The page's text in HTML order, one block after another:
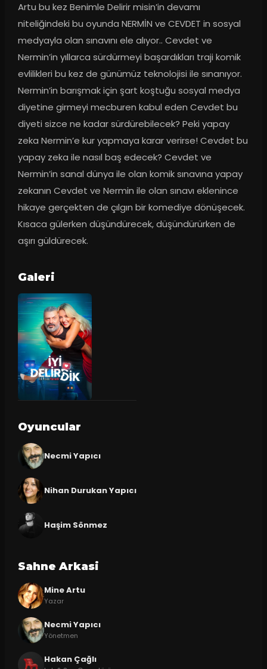
Artu bu kez Benimle Delirir misin’in devamı
niteliğindeki bu oyunda NERMİN ve CEVDET in sosyal
medyayla olan sınavını ele alıyor.. Cevdet ve
Nermin’in yıllarca sürdürmeyi başardıkları traji komik
evlilikleri bu kez de günümüz teknolojisi ile sınanıyor.
Nermin’in barışmak için şart koştuğu sosyal medya
diyetine girmeyi mecburen kabul eden Cevdet bu
diyeti sizce ne kadar sürdürebilecek? Peki yapay
zeka Nermin’e kur yapmaya karar verirse! Cevdet bu
yapay zeka ile nasıl baş edecek? Cevdet ve
Nermin’in sanal dünya ile olan komik sınavına yapay
zekanın Cevdet ve Nermin ile olan sınavı eklenince
hikaye gerçekten de çılgın bir komediye dönüşecek.
Kısaca gülerken düşündürecek, düşündürürken de
aşırı güldürecek.
Galeri
Oyuncular
Necmi Yapıcı
Nihan Durukan Yapıcı
Haşim Sönmez
Sahne Arkasi
Mine Artu
Yazar
Necmi Yapıcı
Yönetmen
Hakan Çağlı